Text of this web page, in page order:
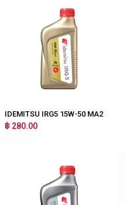
IDEMITSU IRG5 15W-50 MA2
฿ 280.00